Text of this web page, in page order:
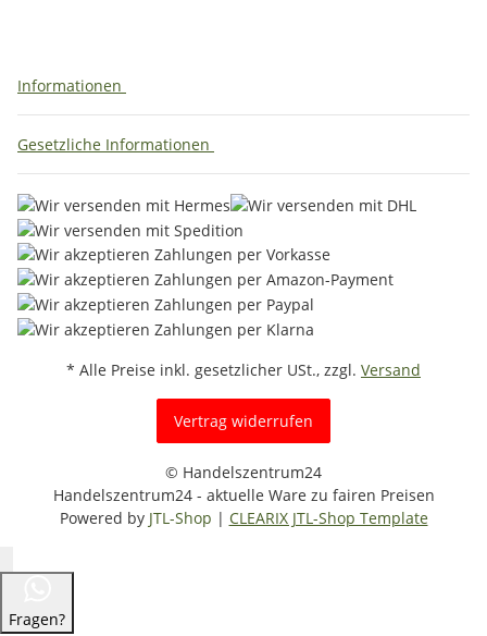
Informationen
Gesetzliche Informationen
* Alle Preise inkl. gesetzlicher USt., zzgl. Versand
Vertrag widerrufen
© Handelszentrum24
Handelszentrum24 - aktuelle Ware zu fairen Preisen
Powered by JTL-Shop | CLEARIX JTL-Shop Template
Fragen?